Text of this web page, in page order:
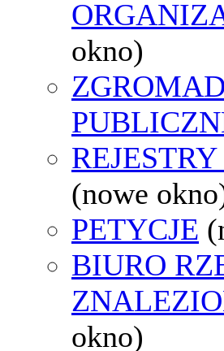
okno)
(nowe
PETYCJE
BIURO
okno)